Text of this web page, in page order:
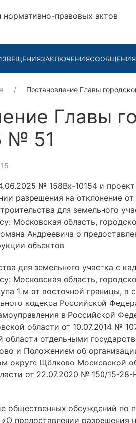
правовых актов
ЗАКЛЮЧЕНИЯСООБЩЕНИЯ
Постановление Главы
Главы
№ 51
№ 158Вх-10154 и
разрешения на отклонение
для земельного
Московская область,
Андреевича о
объектов
для земельного участка с
Московская область,
1 м от восточной границы,
кодекса Российской
в Российской
области от 10.07.2014 №
области отдельными
и Положением об
округе Щёлково Московской
от 22.07.2020 № 150/15-
общественных обсуждений по
предоставлении разрешения